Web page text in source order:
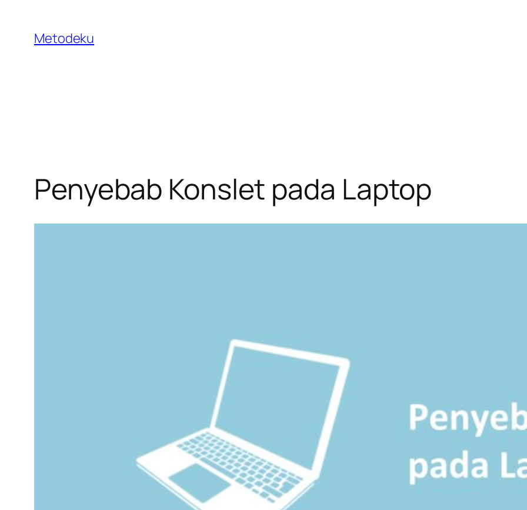
content
Metodeku
Penyebab Konslet pada Laptop